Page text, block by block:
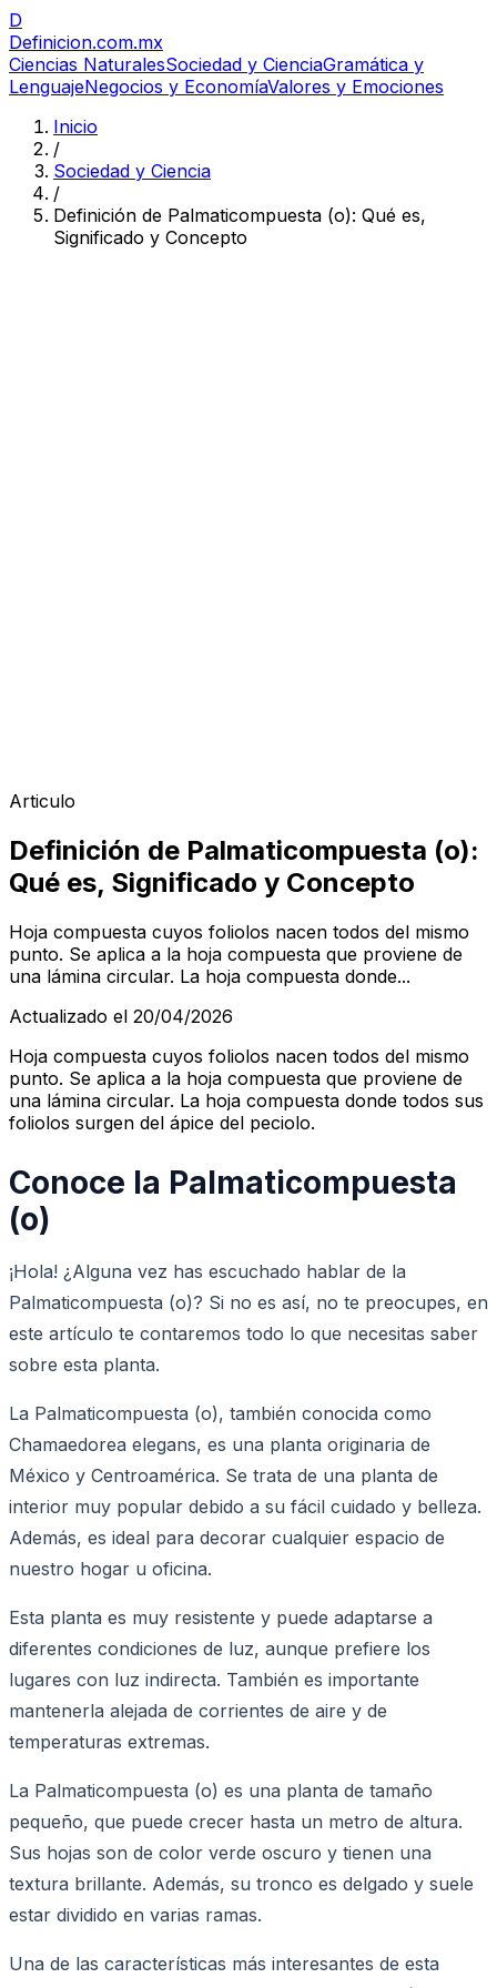
D
Definicion.com.mx
Ciencias NaturalesSociedad y CienciaGramática y
LenguajeNegocios y EconomíaValores y Emociones
Inicio
/
Sociedad y Ciencia
/
Definición de Palmaticompuesta (o): Qué es,
Significado y Concepto
Articulo
Definición de Palmaticompuesta (o):
Qué es, Significado y Concepto
Hoja compuesta cuyos foliolos nacen todos del mismo
punto. Se aplica a la hoja compuesta que proviene de
una lámina circular. La hoja compuesta donde...
Actualizado el 20/04/2026
Hoja compuesta cuyos foliolos nacen todos del mismo
punto. Se aplica a la hoja compuesta que proviene de
una lámina circular. La hoja compuesta donde todos sus
foliolos surgen del ápice del peciolo.
Conoce la Palmaticompuesta
(o)
¡Hola! ¿Alguna vez has escuchado hablar de la
Palmaticompuesta (o)? Si no es así, no te preocupes, en
este artículo te contaremos todo lo que necesitas saber
sobre esta planta.
La Palmaticompuesta (o), también conocida como
Chamaedorea elegans, es una planta originaria de
México y Centroamérica. Se trata de una planta de
interior muy popular debido a su fácil cuidado y belleza.
Además, es ideal para decorar cualquier espacio de
nuestro hogar u oficina.
Esta planta es muy resistente y puede adaptarse a
diferentes condiciones de luz, aunque prefiere los
lugares con luz indirecta. También es importante
mantenerla alejada de corrientes de aire y de
temperaturas extremas.
La Palmaticompuesta (o) es una planta de tamaño
pequeño, que puede crecer hasta un metro de altura.
Sus hojas son de color verde oscuro y tienen una
textura brillante. Además, su tronco es delgado y suele
estar dividido en varias ramas.
Una de las características más interesantes de esta